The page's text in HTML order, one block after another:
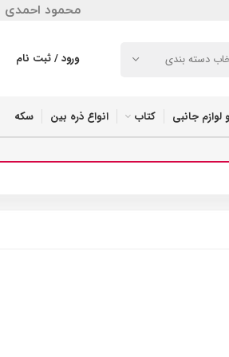
محمود احمدی 09113719571
دسته بندی ورود / ثبت نام
لوازم جانبی کتاب انواع ذره بین سکه